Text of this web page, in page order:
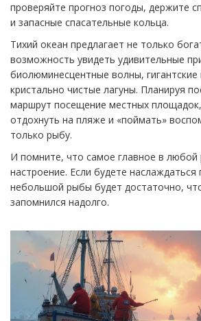
проверяйте прогноз погоды, держите
и запасные спасательные кольца.
Тихий океан предлагает не только
возможность увидеть удивительные
биолюминесцентные волны, гигантские
кристально чистые лагуны. Планируя
маршрут посещение местных
отдохнуть на пляже и «поймать»
только рыбу.
И помните, что самое главное в любой
настроение. Если будете
небольшой рыбы будет достаточно,
запомнился надолго.